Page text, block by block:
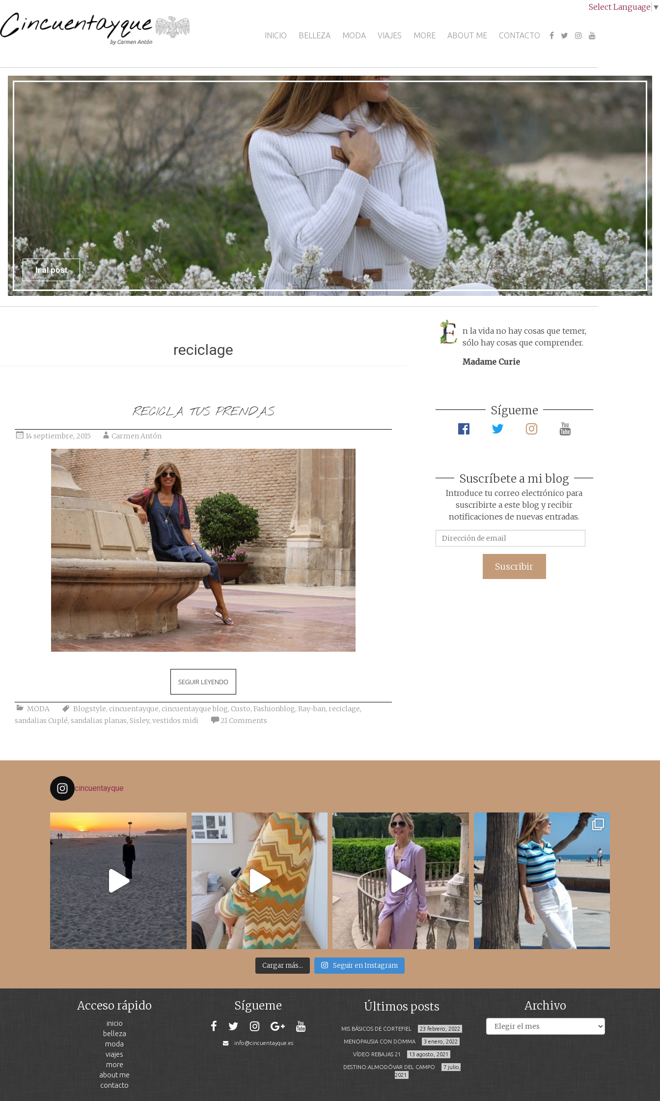
Select Language ▼
INICIO BELLEZA MODA VIAJES MORE ABOUT ME CONTACTO
Ir al post
reciclage
RECICLA TUS PRENDAS
14 septiembre, 2015 Carmen Antón
SEGUIR LEYENDO
MODA Blogstyle, cincuentayque, cincuentayque blog, Custo, Fashionblog, Ray-ban, reciclage,
sandalias Cuplé, sandalias planas, Sisley, vestidos midi 21 Comments
n la vida no hay cosas que temer,
sólo hay cosas que comprender.
Madame Curie
Sígueme
Suscríbete a mi blog
Introduce tu correo electrónico para
suscribirte a este blog y recibir
notificaciones de nuevas entradas.
de
Suscribir
cincuentayque
Cargar más... Seguir en Instagram
Acceso rápido
inicio
belleza
moda
viajes
more
about me
contacto
Sígueme
info@cincuentayque.es
Últimos posts
MIS BÁSICOS DE CORTEFIEL 23 febrero, 2022
MENOPAUSIA CON DOMMA 3 enero, 2022
VÍDEO REBAJAS 21 13 agosto, 2021
DESTINO:ALMODÓVAR DEL CAMPO
7 julio,
2021
Archivo